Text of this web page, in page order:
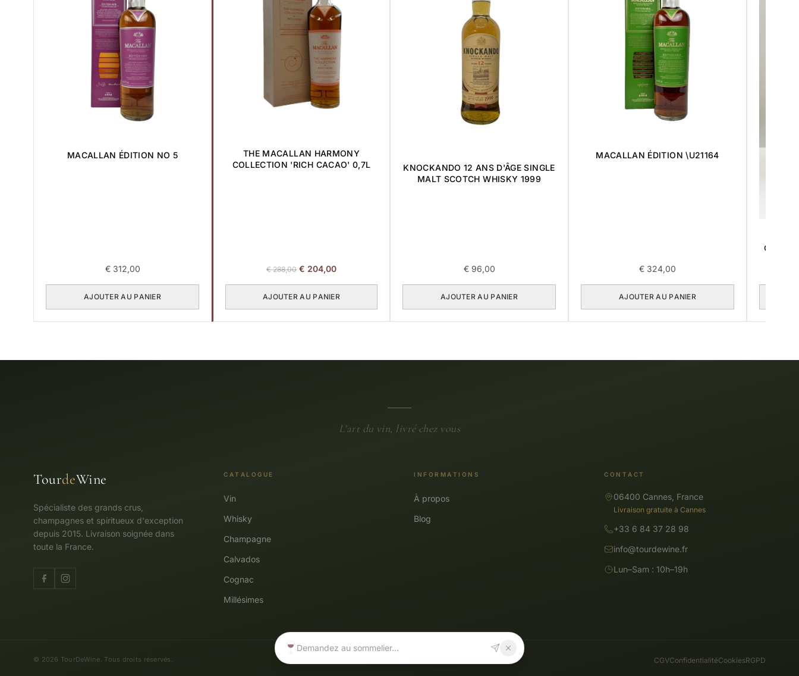
MACALLAN ÉDITION NO 5
€312,00
AJOUTER AU PANIER
THE MACALLAN HARMONY
COLLECTION 'RICH CACAO' 0,7L
€288,00 Le
initial
€ 204,00Le
actuel
AJOUTER AU PANIER
KNOCKANDO 12 ANS D'ÂGE SINGLE
MALT SCOTCH WHISKY 1999
€96,00
AJOUTER AU PANIER
MACALLAN ÉDITION \U21164
€ 324,00
AJOUTER AU PANIER
L'art du vin, livré chez vous
TourdeWine
Spécialiste des grands crus,
champagnes et spiritueux d'exception
depuis 2015. Livraison soignée dans
toute la France.
CATALOGUE
Vin
Whisky
Champagne
Calvados
Cognac
Millésimes
INFORMATIONS
À propos
Blog
CONTACT
06400 Cannes, France
Livraison gratuite à Cannes
+33 6 84 37 28 98
info@tourdewine.fr
Lun–Sam : 10h–19h
© 2026 TourDeWine. Tous droits réservés. CGVConfidentialitéCookiesRGPD
Demandez au sommelier...